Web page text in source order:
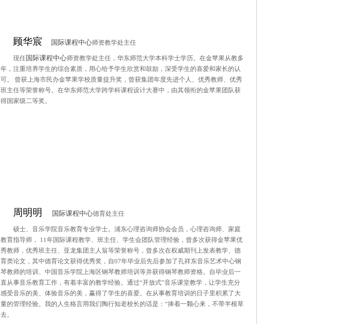
顾华宸 国际课程中心师资教学处主任
现任 国际课程中心师资教学处主任，华东师范大学本科学士学历。在金苹果从教多
年，注重培养学生的综合素质，用心给予学生欣赏和鼓励，深受学生的喜爱和家长的认
可。 曾获上海市民办金苹果学校质量提升奖，曾获集团年度先进个人、优秀教师、优秀
班主任等荣誉称号。在华东师范大学跨学科课程设计大赛中，由其领衔的金苹果团队获
得国家级二等奖。
周明明 国际课程中心德育处主任
硕士、音乐学院音乐教育专业学士。浦东心理咨询师协会会员，心理咨询师、家庭
教育指导师， 11年国际课程教学、班主任、学生会团队管理经验，曾多次获得金苹果优
秀教师，优秀班主任、亚龙集团主人翁等荣誉称号，曾多次在权威期刊上发表教学、德
育类论文，其中德育论文获得优秀奖，自07年毕业后先后参加了孔祥东音乐艺术中心钢
琴教师的培训、中国音乐学院上海区钢琴教师培训等并获得钢琴教师资格。自毕业后一
直从事音乐教育工作，有着丰富的教学经验。通过“开放式”音乐课堂教学，让学生充分
感受音乐的美、体验音乐的美，赢得了学生的喜爱。在从事教育培训的日子里积累了大
量的管理经验。我的人生格言用我们陶行知老校长的话是：“捧着一颗心来，不带半根草
去。